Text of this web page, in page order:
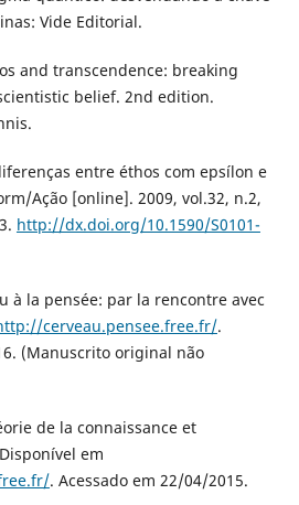
Vide Editorial.
and transcendence: breaking
belief. 2nd edition.
entre éthos com epsílon e
Ação [online]. 2009, vol.32, n.2,
http://dx.doi.org/10.1590/S0101-
à la pensée: par la rencontre avec
cerveau.pensee.free.fr/.
(Manuscrito original não
de la connaissance et
em
. Acessado em 22/04/2015.